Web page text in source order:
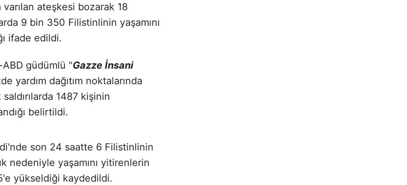
ateşkesi bozarak 18
9 bin 350 Filistinlinin yaşamını
ifade edildi.
güdümlü "Gazze İnsani
yardım dağıtım noktalarında
1487 kişinin
belirtildi.
son 24 saatte 6 Filistinlinin
nedeniyle yaşamını yitirenlerin
yükseldiği kaydedildi.